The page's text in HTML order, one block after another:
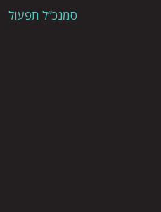
סמנכ”ל תפעול